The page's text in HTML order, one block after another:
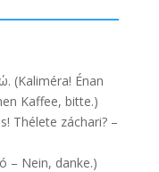
(Kaliméra! Énan
Kaffee, bitte.)
Thélete záchari? –
– Nein, danke.)